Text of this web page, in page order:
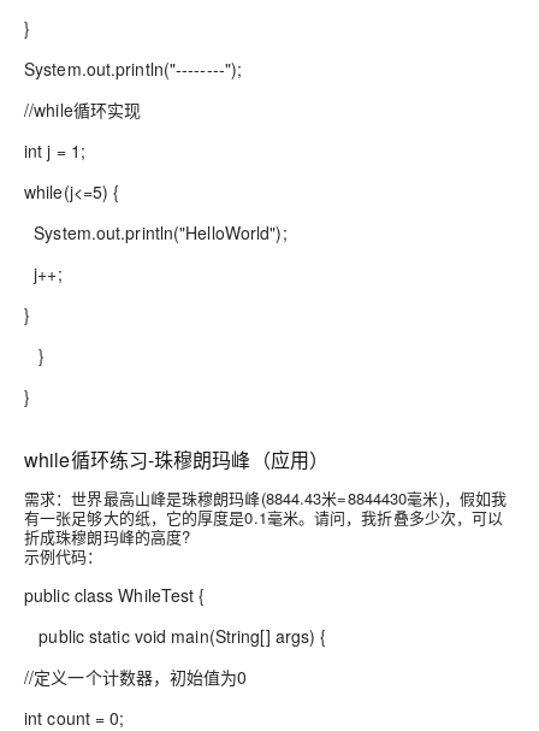
}
System.out.println("--------");
//while循环实现
int j = 1;
while(j<=5) {
System.out.println("HelloWorld");
j++;
}
}
}
while循环练习-珠穆朗玛峰（应用）
需求：世界最高山峰是珠穆朗玛峰(8844.43米=8844430毫米)，假如我
有一张足够大的纸，它的厚度是0.1毫米。请问，我折叠多少次，可以
折成珠穆朗玛峰的高度?
示例代码：
public class WhileTest {
public static void main(String[] args) {
//定义一个计数器，初始值为0
int count = 0;